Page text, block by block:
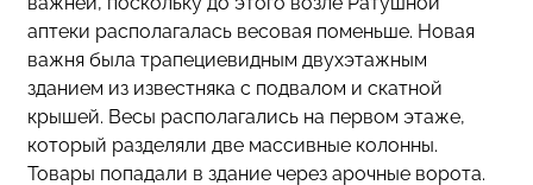
аптеки располагалась весовая поменьше. Новая
важня была трапециевидным двухэтажным
зданием из известняка с подвалом и скатной
крышей. Весы располагались на первом этаже,
который разделяли две массивные колонны.
Товары попадали в здание через арочные ворота.